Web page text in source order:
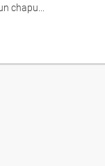
chapu...